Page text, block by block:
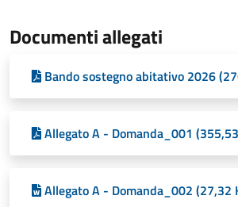
Documenti allegati
Bando sostegno abitativo 2026
Allegato A - Domanda_001
Allegato A - Domanda_002 (27,32